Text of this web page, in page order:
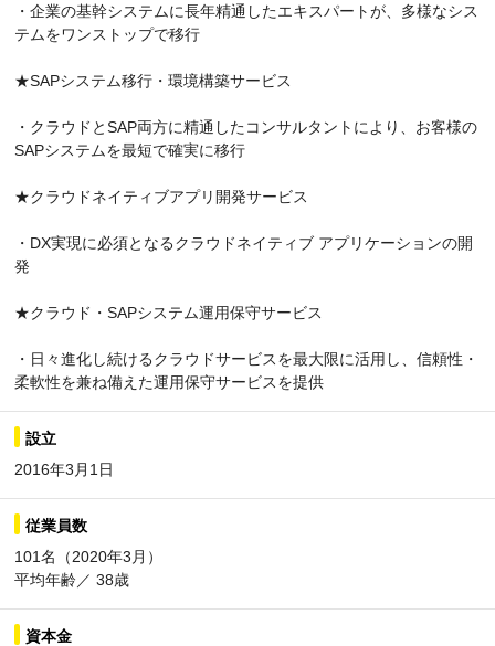
・企業の基幹システムに長年精通したエキスパートが、多様なシス
テムをワンストップで移行
★SAPシステム移行・環境構築サービス
・クラウドとSAP両方に精通したコンサルタントにより、お客様の
SAPシステムを最短で確実に移行
★クラウドネイティブアプリ開発サービス
・DX実現に必須となるクラウドネイティブ アプリケーションの開
発
★クラウド・SAPシステム運用保守サービス
・日々進化し続けるクラウドサービスを最大限に活用し、信頼性・
柔軟性を兼ね備えた運用保守サービスを提供
設立
2016年3月1日
従業員数
101名（2020年3月）
平均年齢／ 38歳
資本金